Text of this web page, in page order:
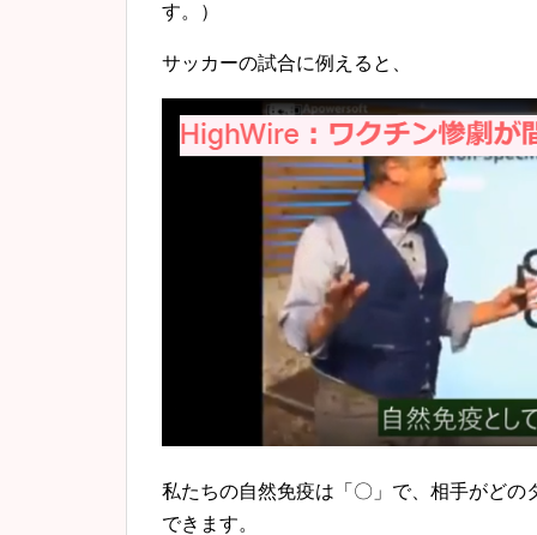
す。）
サッカーの試合に例えると、
私たちの自然免疫は「〇」で、相手がど
できます。